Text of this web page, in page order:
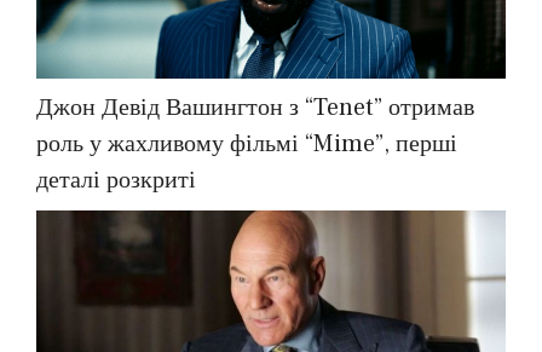
Джон Девід Вашингтон з “Tenet” отримав
роль у жахливому фільмі “Mime”, перші
деталі розкриті